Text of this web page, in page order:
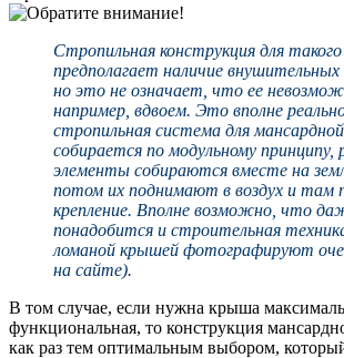
Стропильная конструкция для
предполагает наличие внушительных
но это не означает, что ее
например, вдвоем. Это вполне
стропильная система для
собирается по модульному принципу,
элементы собираются вместе на
потом их поднимают в воздух и там
крепление. Вполне возможно, что
понадобится и строительная
ломаной крышей фотографируют
на сайте).
В том случае, если нужна крыша
функциональная, то конструкция
как раз тем оптимальным выбором,